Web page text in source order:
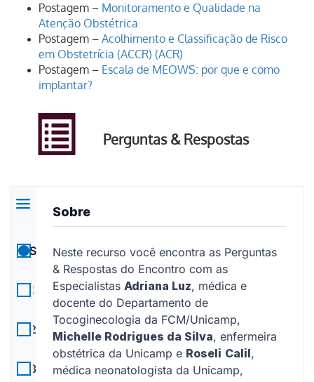
Postagem – Monitoramento e Qualidade na
Atenção Obstétrica
Postagem – Acolhimento e Classificação de Risco
em Obstetrícia (ACCR) (ACR)
Postagem – Escala de MEOWS: por que e como
implantar?
Perguntas & Respostas